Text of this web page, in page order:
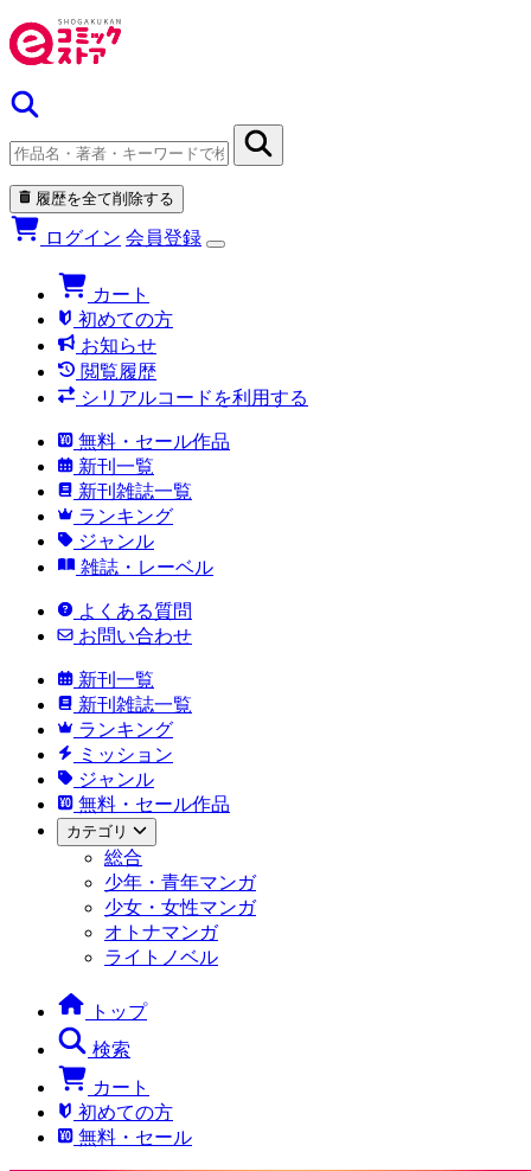
履歴を全て削除する
ログイン 会員登録
カート
初めての方
お知らせ
閲覧履歴
シリアルコードを利用する
無料・セール作品
新刊一覧
新刊雑誌一覧
ランキング
ジャンル
雑誌・レーベル
よくある質問
お問い合わせ
新刊一覧
新刊雑誌一覧
ランキング
ミッション
ジャンル
無料・セール作品
カテゴリ
総合
少年・青年マンガ
少女・女性マンガ
オトナマンガ
ライトノベル
トップ
検索
カート
初めての方
無料・セール